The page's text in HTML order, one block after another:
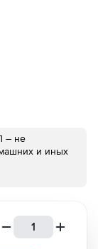
– не
и иных